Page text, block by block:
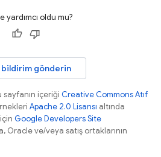
yardımcı oldu mu?
gönderin
sayfanın içeriği Creative Commons Atıf
Apache 2.0 Lisansı altında
Google Developers Site
Oracle ve/veya satış ortaklarının